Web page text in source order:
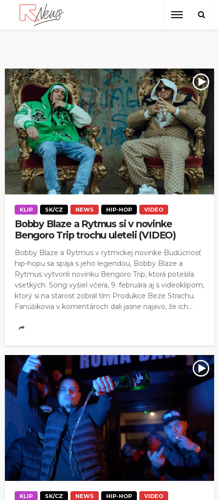
KLIP SK/CZ NEWS HIP-HOP VIDEO
Bobby Blaze a Rytmus si v novinke
Bengoro Trip trochu uleteli (VIDEO)
Bobby Blaze a Rytmus v rytmickej novinke Budúcnosť
hip-hopu sa spája s jeho legendou, Bobby Blaze a
Rytmus vytvorili novinku Bengoro Trip, ktorá potešila
všetkých. Song vyšiel včera, 9. februára aj s videoklipom,
ktorý si na starosť zobral tím Produkce Beze Strachu.
Fanúšikovia v komentároch dali jasne najavo, že ich...
KLIP SK/CZ NEWS HIP-HOP VIDEO